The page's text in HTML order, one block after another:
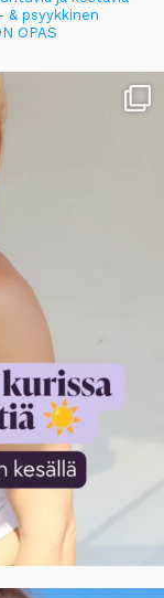
& psyykkinen
OPAS